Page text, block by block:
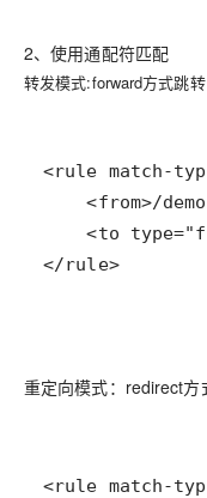
2、使用通配符匹配
转发模式:forward方式跳转
</rule>
重定向模式：redirect方